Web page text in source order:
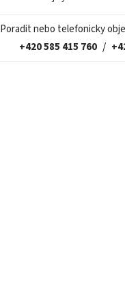
Poradit nebo telefonicky
+420 585 415 760 /